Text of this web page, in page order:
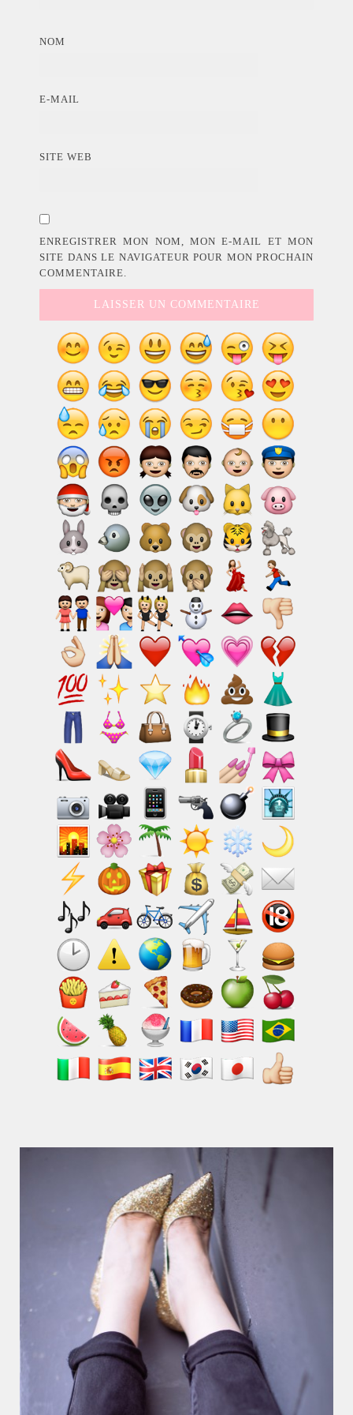
NOM
E-MAIL
SITE WEB
ENREGISTRER MON NOM, MON E-MAIL ET MON
SITE DANS LE NAVIGATEUR POUR MON PROCHAIN
COMMENTAIRE.